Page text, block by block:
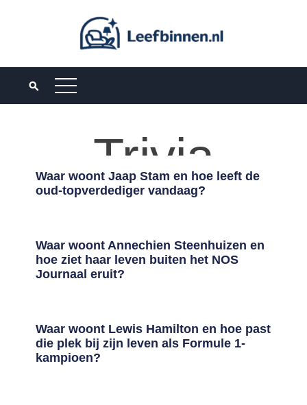
Trivia
Waar woont Jaap Stam en hoe leeft de
oud-topverdediger vandaag?
Waar woont Annechien Steenhuizen en
hoe ziet haar leven buiten het NOS
Journaal eruit?
Waar woont Lewis Hamilton en hoe past
die plek bij zijn leven als Formule 1-
kampioen?